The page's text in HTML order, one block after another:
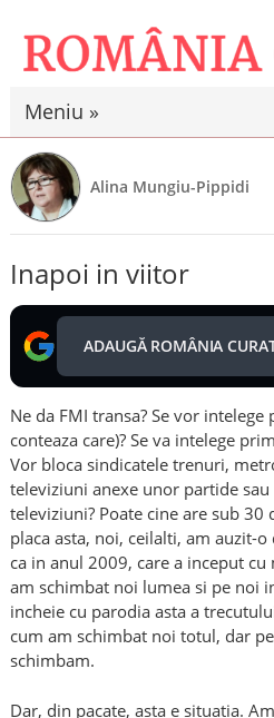
Meniu »
Alina Mungiu-Pippidi
Inapoi in viitor
ADAUGĂ ROMÂNIA
Ne da FMI transa? Se vor
conteaza care)? Se va intelege
Vor bloca sindicatele trenuri,
televiziuni anexe unor partide
televiziuni? Poate cine are sub 30
placa asta, noi, ceilalti, am auzit-
ca in anul 2009, care a inceput
am schimbat noi lumea si pe noi
incheie cu parodia asta a
cum am schimbat noi totul, dar
schimbam.
Dar, din pacate, asta e situatia.